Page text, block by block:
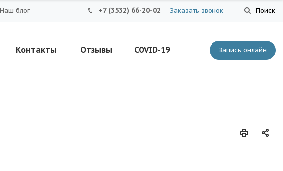
Поиск
Наш блог +7 (3532) 66-20-02 Заказать звонок
Запись онлайн
Контакты Отзывы COVID-19